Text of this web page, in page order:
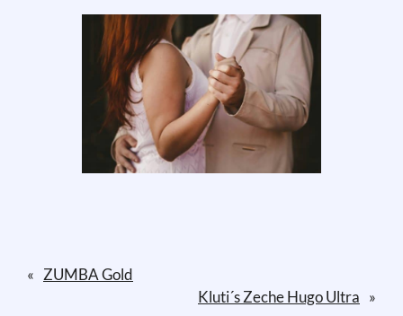
« ZUMBA Gold
Kluti´s Zeche Hugo Ultra »